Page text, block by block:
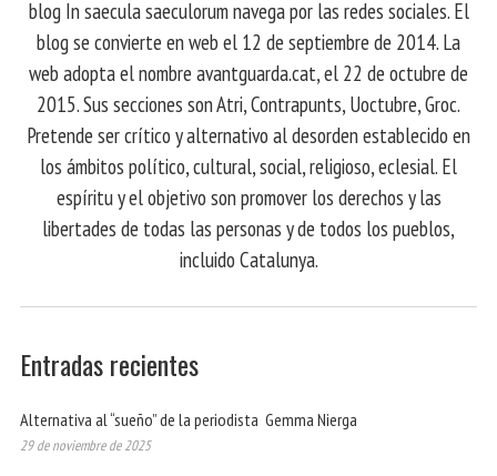
blog In saecula saeculorum navega por las redes sociales. El
blog se convierte en web el 12 de septiembre de 2014. La
web adopta el nombre avantguarda.cat, el 22 de octubre de
2015. Sus secciones son Atri, Contrapunts, Uoctubre, Groc.
Pretende ser crítico y alternativo al desorden establecido en
los ámbitos político, cultural, social, religioso, eclesial. El
espíritu y el objetivo son promover los derechos y las
libertades de todas las personas y de todos los pueblos,
incluido Catalunya.
Entradas recientes
Alternativa al “sueño” de la periodista Gemma Nierga
29 de noviembre de 2025